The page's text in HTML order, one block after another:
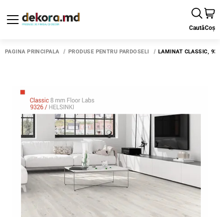
CautăCoș
PAGINA PRINCIPALĂ PRODUSE PENTRU PARDOSELI LAMINAT CLASSIC,